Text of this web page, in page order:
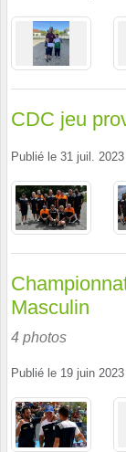
CDC jeu
Publié le 31 juil. 2023
Masculin
4 photos
Publié le 19 juin 2023